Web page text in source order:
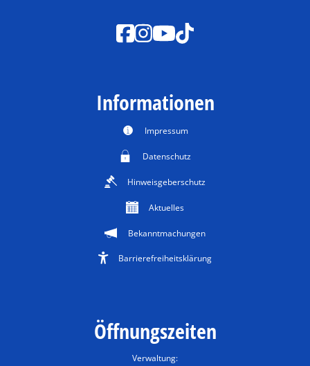
Informationen
Impressum
Datenschutz
Hinweisgeberschutz
Aktuelles
Bekanntmachungen
Barrierefreiheitsklärung
Öffnungszeiten
Verwaltung: